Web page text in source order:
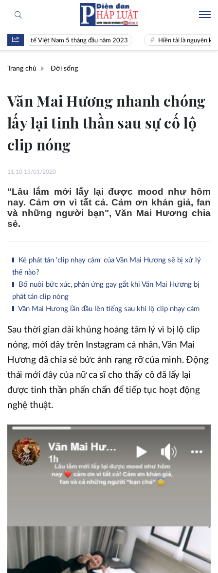
tế Việt Nam 5 tháng đầu năm 2023 Hiền tài là nguyên khí Quốc
Trang chủ Đời sống
Văn Mai Hương nhanh chóng
lấy lại tinh thần sau sự cố lộ
clip nóng
11:10 13/01/2020
"Lâu lắm mới lấy lại được mood như hôm
nay. Cảm ơn vì tất cả. Cảm ơn khán giả, fan
và những người bạn", Văn Mai Hương chia
sẻ.
Kẻ phát tán 'clip nhạy cảm' của Văn Mai Hương sẽ bị xử lý
thế nào?
Bố nuôi bức xúc, phản ứng gay gắt khi Văn Mai Hương bị
phát tán clip nóng
Văn Mai Hương lần đầu lên tiếng sau khi lộ clip nhạy cảm
Sau thời gian dài khủng hoảng tâm lý vì bị lộ clip
nóng, mới đây trên Instagram cá nhân, Văn Mai
Hương đã chia sẻ bức ảnh rạng rỡ của mình. Động
thái mới đây của nữ ca sĩ cho thấy cô đã lấy lại
được tinh thần phấn chấn để tiếp tục hoạt động
nghệ thuật.